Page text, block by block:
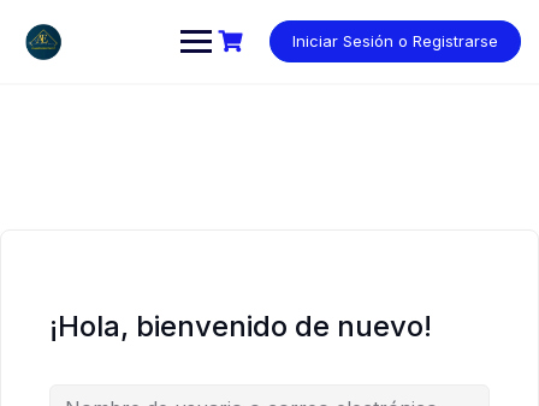
contenido
Iniciar Sesión o Registrarse
¡Hola, bienvenido de nuevo!